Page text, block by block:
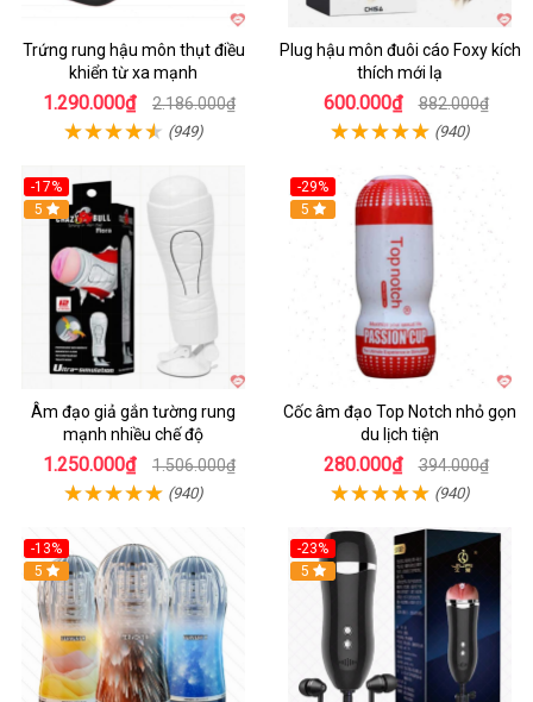
Trứng rung hậu môn thụt điều
khiển từ xa mạnh
1.290.000₫ 2.186.000₫
(949)
Plug hậu môn đuôi cáo Foxy kích
thích mới lạ
600.000₫ 882.000₫
(940)
-17%
5
Âm đạo giả gắn tường rung
mạnh nhiều chế độ
1.250.000₫ 1.506.000₫
(940)
-29%
5
Cốc âm đạo Top Notch nhỏ gọn
du lịch tiện
280.000₫ 394.000₫
(940)
-13%
Hot
5
-23%
5